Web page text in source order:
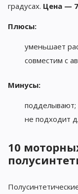
градусах. Цена —
Плюсы:
уменьшает
совместим с
Минусы:
подделывают;
не подходит
10